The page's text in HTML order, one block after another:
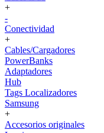
+
-
Conectividad
+
Cables/Cargadores
PowerBanks
Adaptadores
Hub
Tags Localizadores
Samsung
+
Accesorios originales